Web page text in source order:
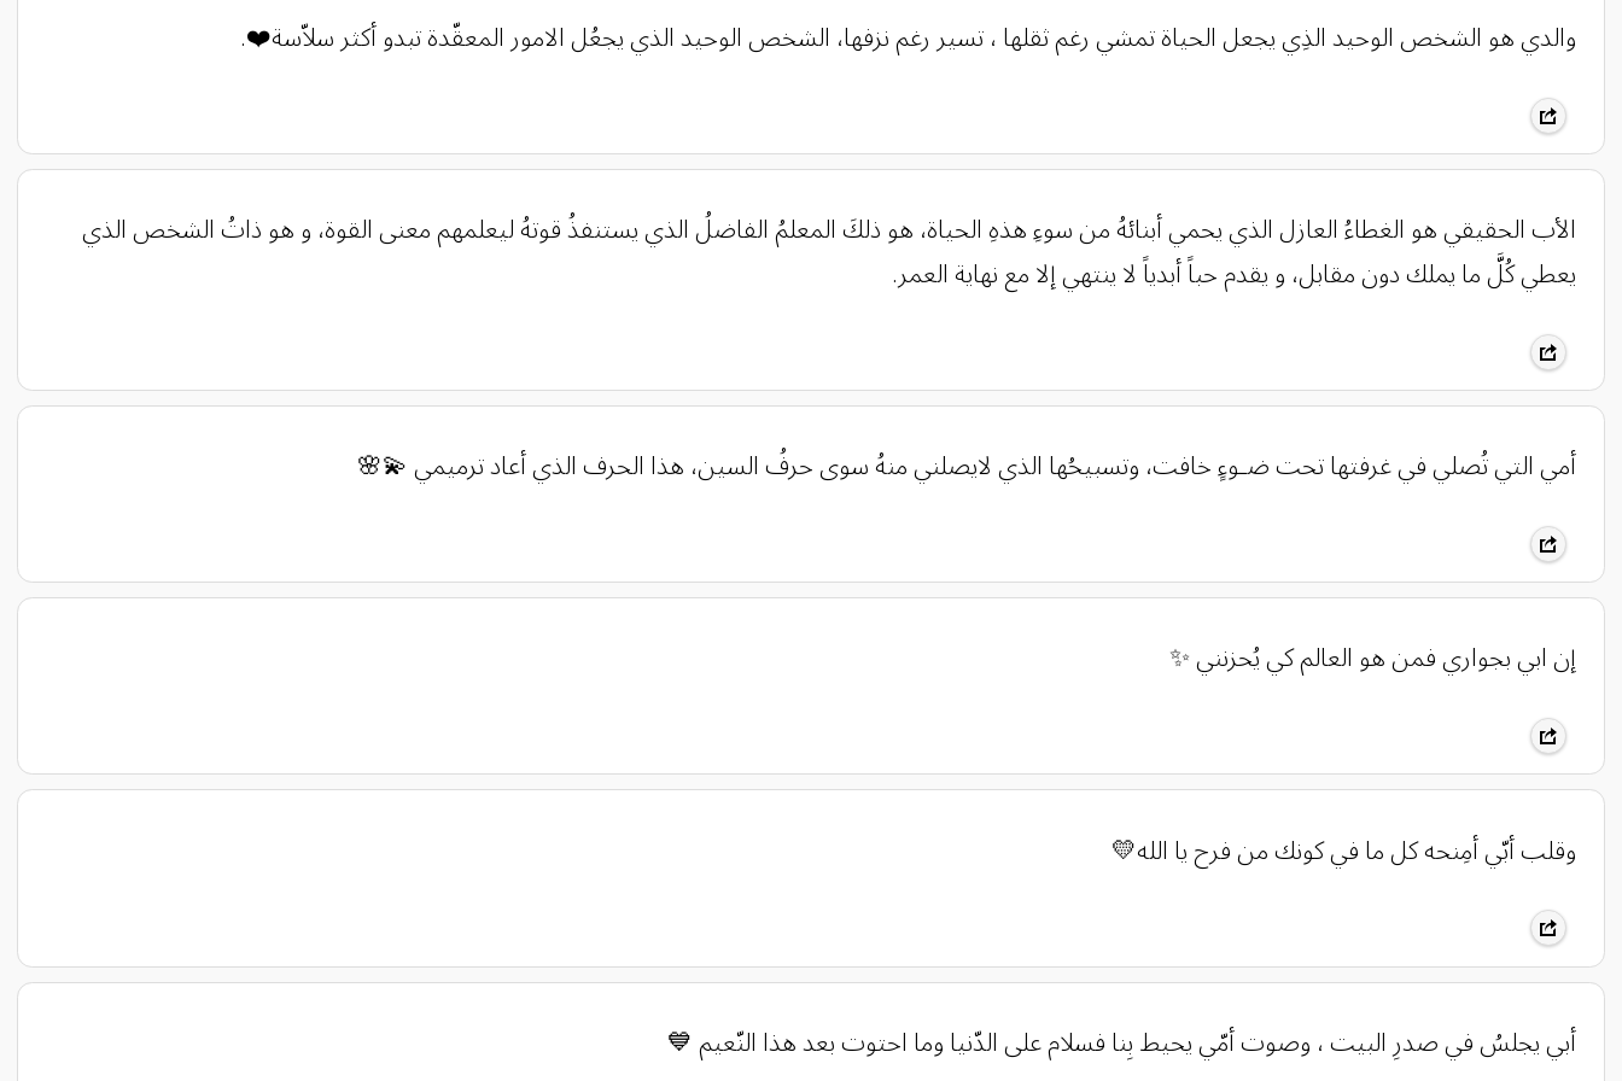
والدي ‏‎هو الشخص الوحيد الذِي يجعل الحياة تمشي رغم ثقلها ، تسير رغم نزفها، الشخص الوحيد الذي يجعُل الامور المعقّدة تبدو أكثر سلاّسة❤️.
الأب الحقيقي هو الغطاءُ العازل الذي يحمي أبنائهُ من سوءِ هذهِ الحياة، هو ذلكَ المعلمُ الفاضلُ الذي يستنفذُ قوتهُ ليعلمهم معنى القوة، و هو ذاتُ الشخص الذي
يعطي كُلَّ ما يملك دون مقابل، و يقدم حباً أبدياً لا ينتهي إلا مع نهاية العمر.
أمي التي تُصلي في غرفتها تحت ضـوءٍ خافت، وتسبيحُها الذي لايصلني منهُ سوى حرفُ السين، هذا الحرف الذي أعاد ترميمي 💫🌸
إن ابي بجواري فمن هو العالم كي يُحزنني ✨
وقلب أبّي أمِنحه كل ما في كونك من فرح يا الله💛
أبي يجلسُ في صدرِ البيت ، وصوت أمّي يحيط بِنا فسلام على الدّنيا وما احتوت بعد هذا النّعيم 💙